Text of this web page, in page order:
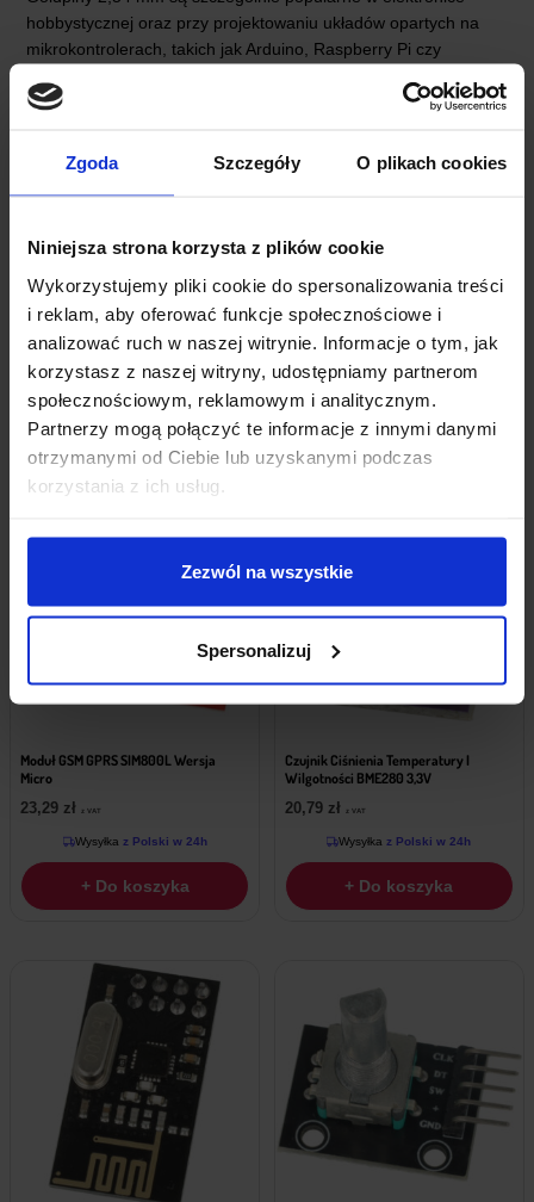
Zgoda Szczegóły O plikach cookies
Niniejsza strona korzysta z plików cookie
Wykorzystujemy pliki cookie do spersonalizowania treści
i reklam, aby oferować funkcje społecznościowe i
analizować ruch w naszej witrynie. Informacje o tym, jak
korzystasz z naszej witryny, udostępniamy partnerom
społecznościowym, reklamowym i analitycznym.
Partnerzy mogą połączyć te informacje z innymi danymi
otrzymanymi od Ciebie lub uzyskanymi podczas
korzystania z ich usług.
Zezwól na wszystkie
Spersonalizuj
hobbystycznej oraz przy projektowaniu układów opartych na
mikrokontrolerach, takich jak Arduino, Raspberry Pi czy
różnych modułów, czujników oraz przewodów.
OPINIE
INNI KUPILI RÓWNIEŻ
Moduł GSM GPRS SIM800L Wersja
Micro
23,29 zł z VAT
Wysyłka z Polski w 24h
+ Do koszyka
Czujnik Ciśnienia Temperatury I
Wilgotności BME280 3,3V
20,79 zł z VAT
Wysyłka z Polski w 24h
+ Do koszyka